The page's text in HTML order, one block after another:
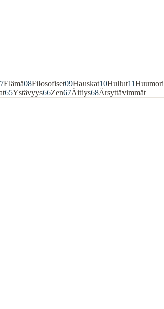
Elämä08Filosofiset09Hauskat10Hullut11Huumori
65Ystävyys66Zen67Äitiys68Ärsyttävimmät